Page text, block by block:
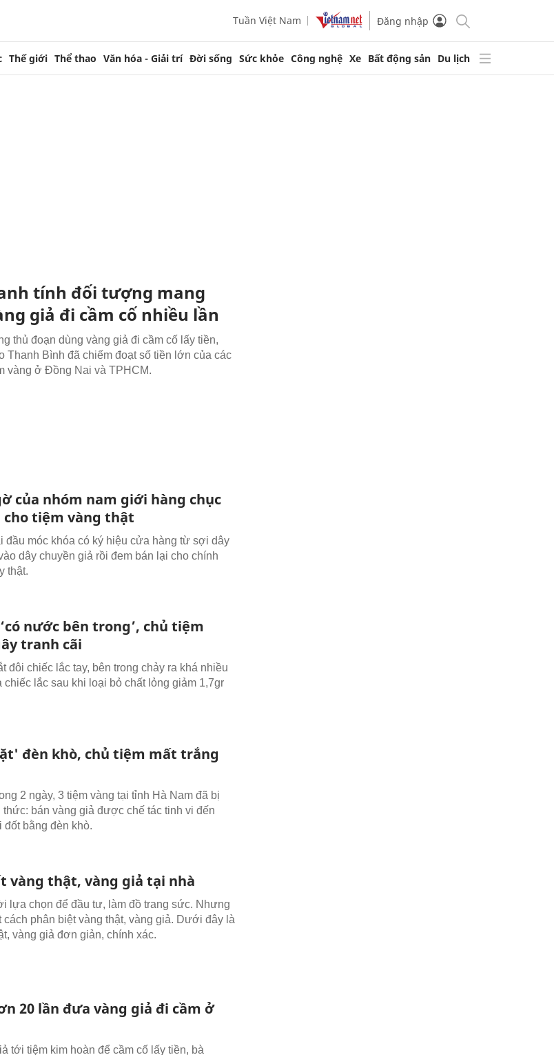
Tuần Việt Nam Đăng nhập
Thế giới Thể thao Văn hóa - Giải trí Đời sống Sức khỏe Công nghệ Xe Bất động sản Du lịch
tính đối tượng mang
giả đi cầm cố nhiều lần
thủ đoạn dùng vàng giả đi cầm cố lấy tiền,
Thanh Bình đã chiếm đoạt số tiền lớn của các
vàng ở Đồng Nai và TPHCM.
của nhóm nam giới hàng chục
cho tiệm vàng thật
đầu móc khóa có ký hiệu cửa hàng từ sợi dây
dây chuyền giả rồi đem bán lại cho chính
thật.
nước bên trong’, chủ tiệm
tranh cãi
đôi chiếc lắc tay, bên trong chảy ra khá nhiều
lắc sau khi loại bỏ chất lỏng giảm 1,7gr
đèn khò, chủ tiệm mất trắng
2 ngày, 3 tiệm vàng tại tỉnh Hà Nam đã bị
thức: bán vàng giả được chế tác tinh vi đến
đốt bằng đèn khò.
vàng thật, vàng giả tại nhà
lựa chọn để đầu tư, làm đồ trang sức. Nhưng
cách phân biệt vàng thật, vàng giả. Dưới đây là
vàng giả đơn giản, chính xác.
20 lần đưa vàng giả đi cầm ở
tới tiệm kim hoàn để cầm cố lấy tiền, bà